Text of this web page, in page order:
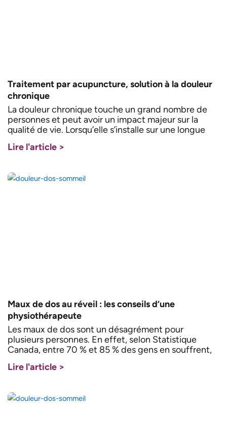
Traitement par acupuncture, solution à la douleur
chronique
La douleur chronique touche un grand nombre de
personnes et peut avoir un impact majeur sur la
qualité de vie. Lorsqu’elle s’installe sur une longue
Lire l'article >
Maux de dos au réveil : les conseils d’une
physiothérapeute
Les maux de dos sont un désagrément pour
plusieurs personnes. En effet, selon Statistique
Canada, entre 70 % et 85 % des gens en souffrent,
Lire l'article >